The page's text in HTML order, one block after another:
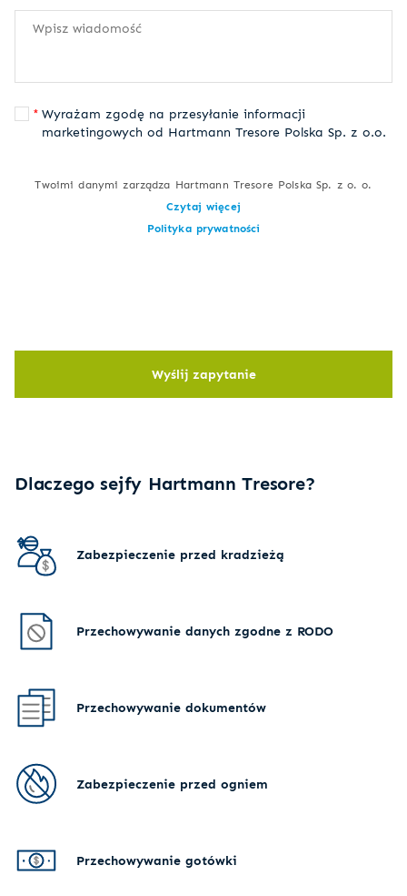
Wyrażam zgodę na przesyłanie informacji
marketingowych od Hartmann Tresore Polska Sp. z o.o.
Twoimi danymi zarządza Hartmann Tresore Polska Sp. z o. o.
Czytaj więcej
Polityka prywatności
Wyślij zapytanie
Dlaczego sejfy Hartmann Tresore?
Zabezpieczenie przed kradzieżą
Przechowywanie danych zgodne z RODO
Przechowywanie dokumentów
Zabezpieczenie przed ogniem
Przechowywanie gotówki